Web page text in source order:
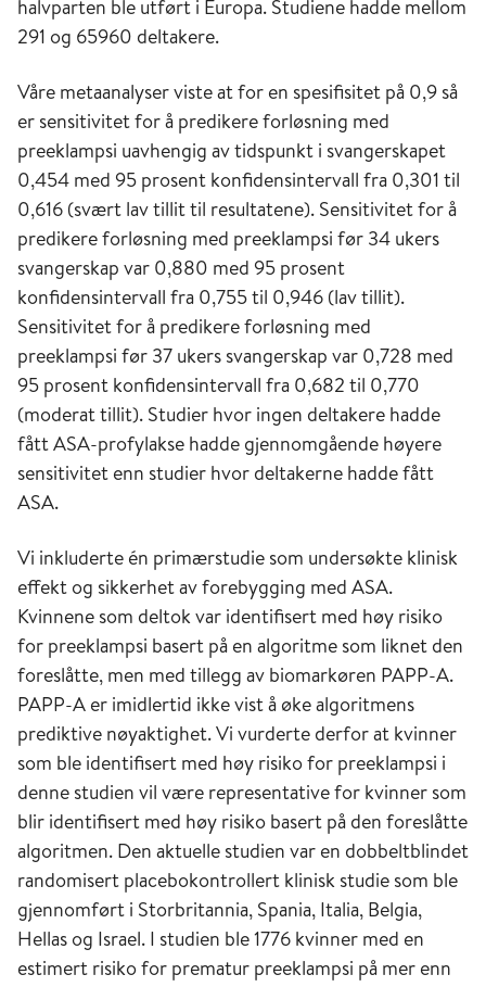
halvparten ble utført i Europa. Studiene hadde mellom
291 og 65960 deltakere.
Våre metaanalyser viste at for en spesifisitet på 0,9 så
er sensitivitet for å predikere forløsning med
preeklampsi uavhengig av tidspunkt i svangerskapet
0,454 med 95 prosent konfidensintervall fra 0,301 til
0,616 (svært lav tillit til resultatene). Sensitivitet for å
predikere forløsning med preeklampsi før 34 ukers
svangerskap var 0,880 med 95 prosent
konfidensintervall fra 0,755 til 0,946 (lav tillit).
Sensitivitet for å predikere forløsning med
preeklampsi før 37 ukers svangerskap var 0,728 med
95 prosent konfidensintervall fra 0,682 til 0,770
(moderat tillit). Studier hvor ingen deltakere hadde
fått ASA-profylakse hadde gjennomgående høyere
sensitivitet enn studier hvor deltakerne hadde fått
ASA.
Vi inkluderte én primærstudie som undersøkte klinisk
effekt og sikkerhet av forebygging med ASA.
Kvinnene som deltok var identifisert med høy risiko
for preeklampsi basert på en algoritme som liknet den
foreslåtte, men med tillegg av biomarkøren PAPP-A.
PAPP-A er imidlertid ikke vist å øke algoritmens
prediktive nøyaktighet. Vi vurderte derfor at kvinner
som ble identifisert med høy risiko for preeklampsi i
denne studien vil være representative for kvinner som
blir identifisert med høy risiko basert på den foreslåtte
algoritmen. Den aktuelle studien var en dobbeltblindet
randomisert placebokontrollert klinisk studie som ble
gjennomført i Storbritannia, Spania, Italia, Belgia,
Hellas og Israel. I studien ble 1776 kvinner med en
estimert risiko for prematur preeklampsi på mer enn